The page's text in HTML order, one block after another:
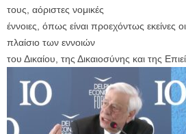
τους, αόριστες νομικές
έννοιες, όπως είναι προεχόντως εκείνες
πλαίσιο των εννοιών
του Δικαίου, της Δικαιοσύνης και της